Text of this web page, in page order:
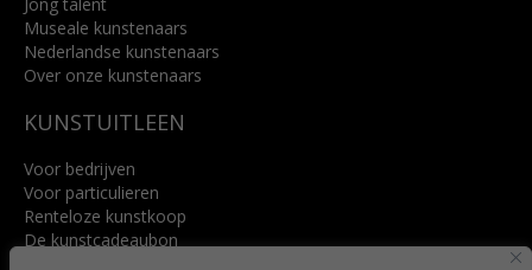
Museale kunstenaars
Nederlandse kunstenaars
Over onze kunstenaars
KUNSTUITLEEN
Voor bedrijven
Voor particulieren
Renteloze kunstkoop
De kunstcadeaubon